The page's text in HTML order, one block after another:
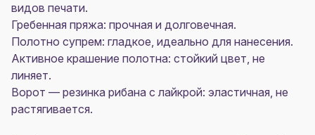
видов печати.
Гребенная пряжа: прочная и долговечная.
Полотно супрем: гладкое, идеально для нанесения.
Активное крашение полотна: стойкий цвет, не
линяет.
Ворот — резинка рибана с лайкрой: эластичная, не
растягивается.